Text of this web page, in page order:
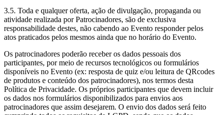
3.5. Toda e qualquer oferta, ação de divulgação, propaganda ou
atividade realizada por Patrocinadores, são de exclusiva
responsabilidade destes, não cabendo ao Evento responder pelos
atos praticados pelos mesmos ainda que no horário do Evento.
Os patrocinadores poderão receber os dados pessoais dos
participantes, por meio de recursos tecnológicos ou formulários
disponíveis no Evento (ex: resposta de quiz e/ou leitura de QRcodes
de produtos e conteúdo dos patrocinadores), nos termos desta
Política de Privacidade. Os próprios participantes que devem incluir
os dados nos formulários disponibilizados para envios aos
patrocinadores que assim desejarem. O envio dos dados será feito